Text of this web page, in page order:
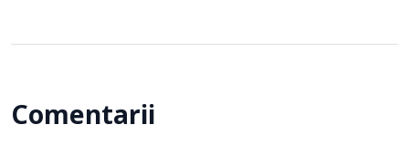
Comentarii